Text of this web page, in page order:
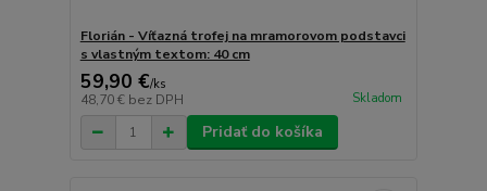
Florián - Víťazná trofej na mramorovom podstavci
s vlastným textom: 40 cm
59,90 €/ks
48,70 € bez DPH Skladom
Pridať do košíka